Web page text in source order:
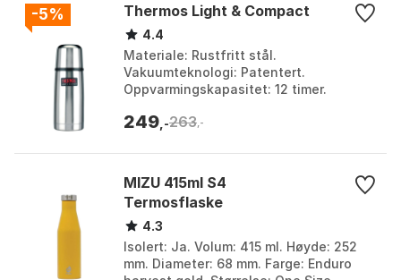
-5% Thermos Light & Compact
4.4
Materiale: Rustfritt stål.
Vakuumteknologi: Patentert.
Oppvarmingskapasitet: 12 timer.
Classicdesertwhite, Classicdesertwhite
249 ,-263 ,-
MIZU 415ml S4
Termosflaske
4.3
Isolert: Ja. Volum: 415 ml. Høyde: 252
mm. Diameter: 68 mm. Farge: Enduro